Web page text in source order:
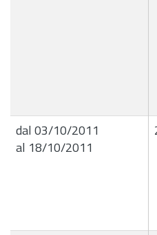
dal 03/10/2011
al 18/10/2011